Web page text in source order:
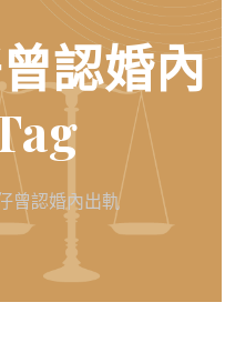
認婚內
曾認婚內出軌